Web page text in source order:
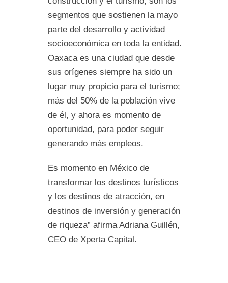
segmentos que sostienen la mayo
parte del desarrollo y actividad
socioeconómica en toda la entidad.
Oaxaca es una ciudad que desde
sus orígenes siempre ha sido un
lugar muy propicio para el turismo;
más del 50% de la población vive
de él, y ahora es momento de
oportunidad, para poder seguir
generando más empleos.
Es momento en México de
transformar los destinos turísticos
y los destinos de atracción, en
destinos de inversión y generación
de riqueza” afirma Adriana Guillén,
CEO de Xperta Capital.